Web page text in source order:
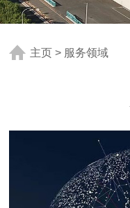
主页 > 服务领域